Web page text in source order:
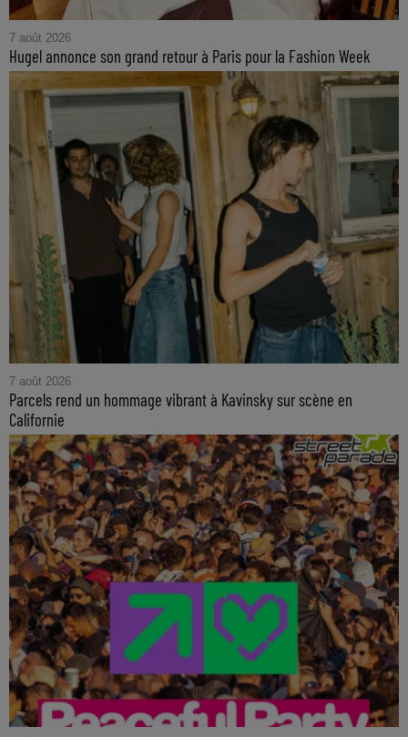
7 août 2026
Hugel annonce son grand retour à Paris pour la Fashion Week
7 août 2026
Parcels rend un hommage vibrant à Kavinsky sur scène en
Californie